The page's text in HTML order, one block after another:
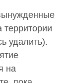
территории
удалить).
на